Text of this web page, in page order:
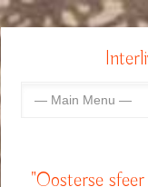
"Oosterse